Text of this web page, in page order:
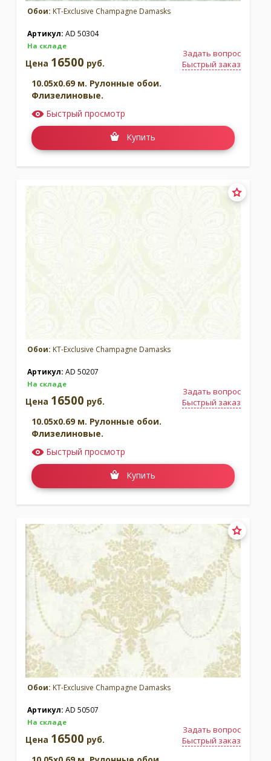
Обои: KT-Exclusive Champagne Damasks
Артикул: AD 50304
На складе
Задать вопрос
Быстрый заказ
Цена 16500 руб.
10.05x0.69 м. Рулонные обои.
Флизелиновые.
Быстрый просмотр
Купить
Обои: KT-Exclusive Champagne Damasks
Артикул: AD 50207
На складе
Задать вопрос
Быстрый заказ
Цена 16500 руб.
10.05x0.69 м. Рулонные обои.
Флизелиновые.
Быстрый просмотр
Купить
Обои: KT-Exclusive Champagne Damasks
Артикул: AD 50507
На складе
Задать вопрос
Быстрый заказ
Цена 16500 руб.